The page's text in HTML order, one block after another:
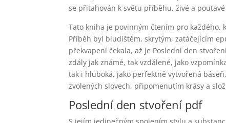
se přitahován k světu příběhu, živé a
Tato kniha je povinným čtením pro
Příběh byl bludištěm, skrytým, zatáčejícím
překvapení čekala, až je Poslední den
zdály jak známé, tak vzdálené, jako
tak i hluboká, jako perfektně vytvořená
zvolených slovech, připomenutím krásy a
Poslední den stvoření pdf